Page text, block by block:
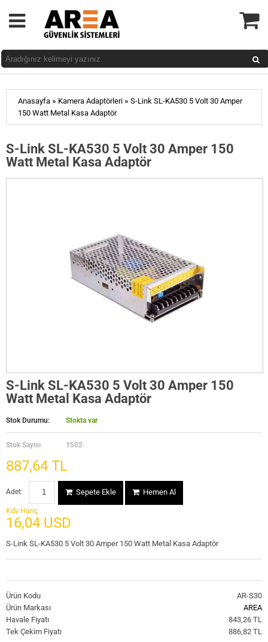
Anasayfa » Kamera Adaptörleri » S-Link SL-KA530 5 Volt 30 Amper
150 Watt Metal Kasa Adaptör
S-Link SL-KA530 5 Volt 30 Amper 150
Watt Metal Kasa Adaptör
S-Link SL-KA530 5 Volt 30 Amper 150
Watt Metal Kasa Adaptör
Stok Durumu: Stokta var
Stok Sayısı 1502
887,64 TL
Adet: Sepete Ekle Hemen Al
Kdv Hariç
16,04 USD
S-Link SL-KA530 5 Volt 30 Amper 150 Watt Metal Kasa Adaptör
Ürün Kodu
AR-S30
Ürün Markası
AREA
Havale Fiyatı
843,26 TL
Tek Çekim Fiyatı
886,82 TL